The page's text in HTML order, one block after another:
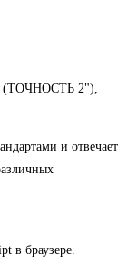
2"),
и отвечает
в браузере.